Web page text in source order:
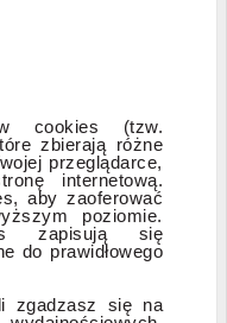
cookies (tzw.
zbierają różne
przeglądarce,
internetową.
aby zaoferować
poziomie.
zapisują się
do prawidłowego
zgadzasz się na